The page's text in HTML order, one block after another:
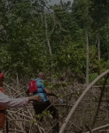
en
ha
la política.
de